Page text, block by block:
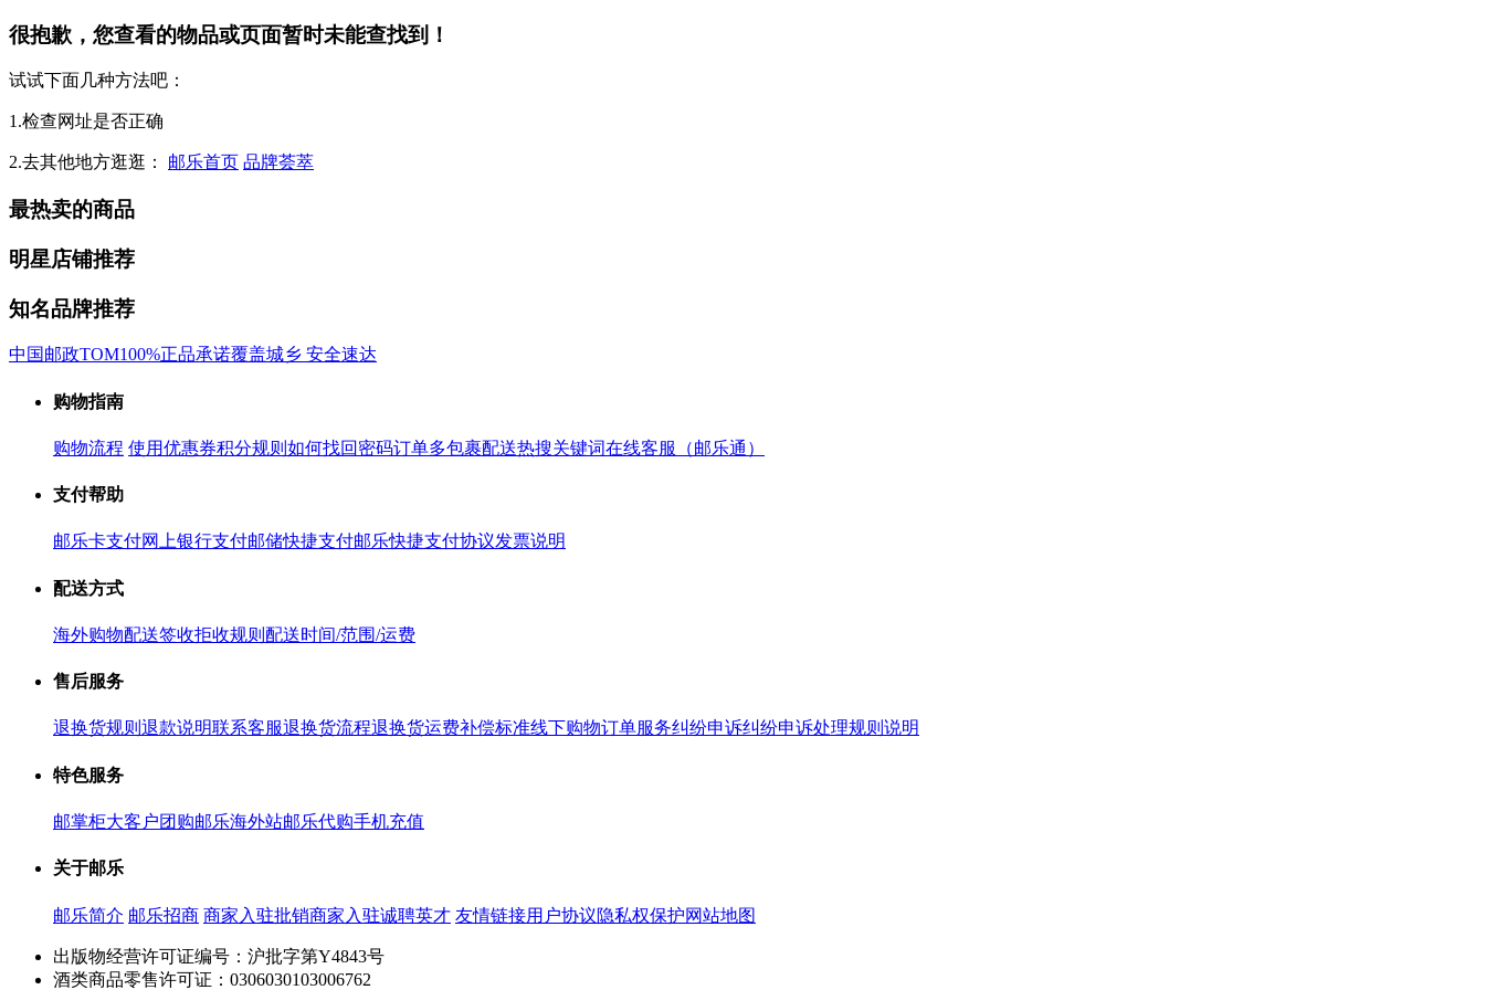
很抱歉，您查看的物品或页面暂时未能查找到！
试试下面几种方法吧：
1.检查网址是否正确
2.去其他地方逛逛： 邮乐首页 品牌荟萃
最热卖的商品
明星店铺推荐
知名品牌推荐
中国邮政TOM100%正品承诺覆盖城乡 安全速达
购物指南
购物流程 使用优惠券积分规则 如何找回密码订单多包裹配送热搜关键词在线客服（邮乐通）
支付帮助
邮乐卡支付网上银行支付邮储快捷支付邮乐快捷支付协议发票说明
配送方式
海外购物配送签收拒收规则 配送时间/范围/运费
售后服务
退换货规则 退款说明联系客服退换货流程退换货运费补偿标准线下购物订单服务纠纷申诉纠纷申诉处理规则说明
特色服务
邮掌柜大客户团购邮乐海外站邮乐代购手机充值
关于邮乐
邮乐简介 邮乐招商 商家入驻批销商家入驻诚聘英才 友情链接用户协议隐私权保护网站地图
出版物经营许可证编号：沪批字第Y4843号
酒类商品零售许可证：0306030103006762